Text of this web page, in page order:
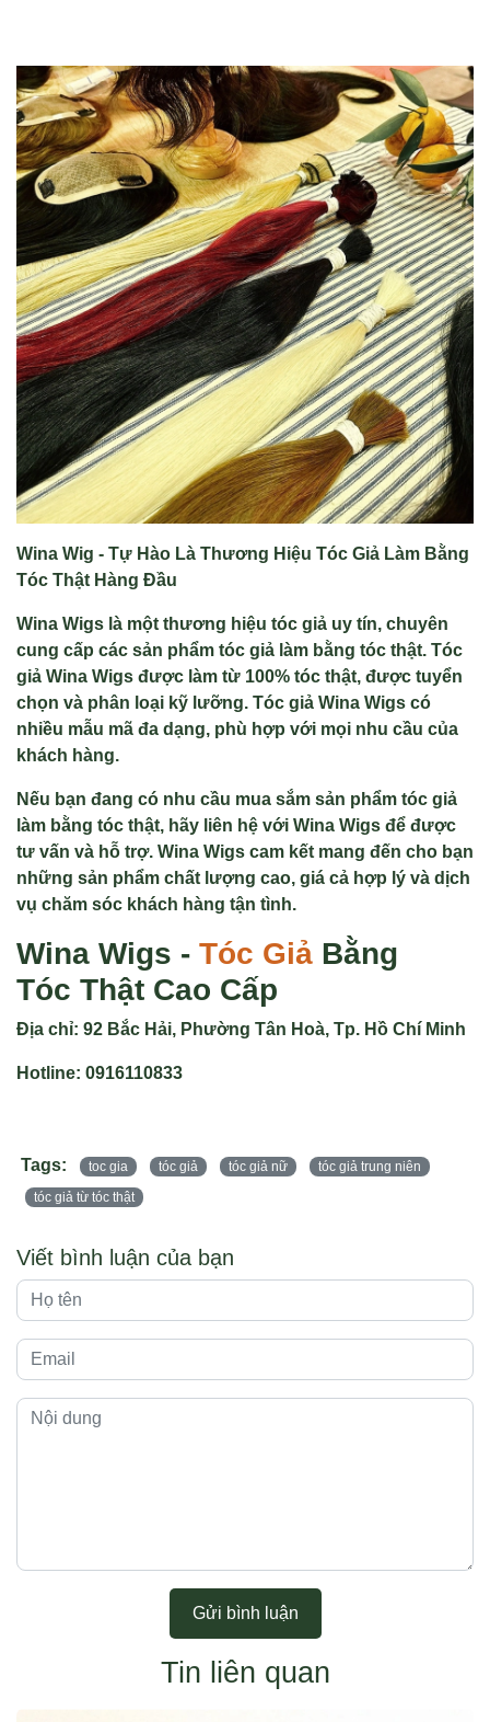
Wina Wig - Tự Hào Là Thương Hiệu Tóc Giả Làm Bằng
Tóc Thật Hàng Đầu
Wina Wigs là một thương hiệu tóc giả uy tín, chuyên
cung cấp các sản phẩm tóc giả làm bằng tóc thật. Tóc
giả Wina Wigs được làm từ 100% tóc thật, được tuyển
chọn và phân loại kỹ lưỡng. Tóc giả Wina Wigs có
nhiều mẫu mã đa dạng, phù hợp với mọi nhu cầu của
khách hàng.
Nếu bạn đang có nhu cầu mua sắm sản phẩm tóc giả
làm bằng tóc thật, hãy liên hệ với Wina Wigs để được
tư vấn và hỗ trợ. Wina Wigs cam kết mang đến cho bạn
những sản phẩm chất lượng cao, giá cả hợp lý và dịch
vụ chăm sóc khách hàng tận tình.
Wina Wigs - Tóc Giả Bằng
Tóc Thật Cao Cấp
Địa chỉ: 92 Bắc Hải, Phường Tân Hoà, Tp. Hồ Chí Minh
Hotline: 0916110833
Tags: toc gia tóc giả tóc giả nữ
tóc giả trung niên
tóc giả từ tóc thật
Viết bình luận của bạn
Gửi bình luận
Tin liên quan